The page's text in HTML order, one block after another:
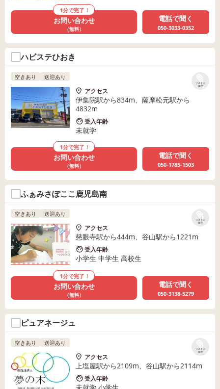
1分で完了！
お問い合わせ
（無料）
電話で聞く
050-3033-0352
ハビステひおき
リストに
保存
空きあり 送迎あり
アクセス
伊集院駅から834m、薩摩松元駅から
4832m
受入年齢
未就学
1分で完了！
お問い合わせ
（無料）
電話で聞く
050-1785-1503
ふぁみさぽここ鹿児島南
リストに
保存
空きあり 送迎あり
アクセス
慈眼寺駅から444m、谷山駅から1221m
受入年齢
小学生 中学生 高校生
1分で完了！
お問い合わせ
（無料）
電話で聞く
050-3138-5279
ピュアネージュ
リストに
保存
空きあり 送迎あり
アクセス
上塩屋駅から2109m、谷山駅から2114m
受入年齢